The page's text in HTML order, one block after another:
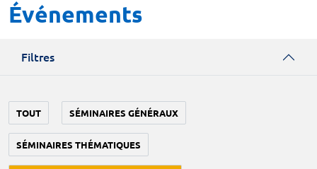
Événements
Filtres
TOUT SÉMINAIRES GÉNÉRAUX
SÉMINAIRES THÉMATIQUES